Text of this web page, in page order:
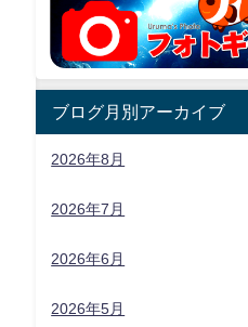
ブログ月別アーカイブ
2026年8月
2026年7月
2026年6月
2026年5月